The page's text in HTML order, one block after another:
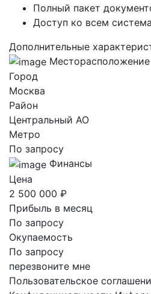
Полный пакет
Доступ ко всем
Дополнительные
Месторасположение
Город
Москва
Район
Центральный AO
Метро
По запросу
Финансы
Цена
2 500 000 ₽
Прибыль в месяц
По запросу
Окупаемость
По запросу
перезвоните мне
Пользовательское